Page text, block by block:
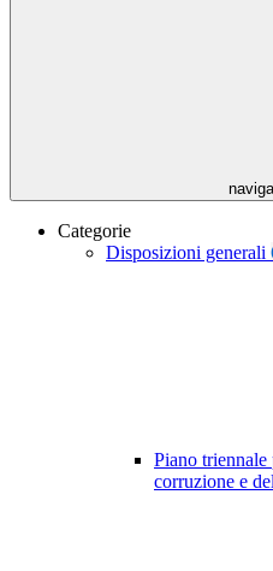
Categorie
Disposizioni generali
Piano triennale
corruzione e